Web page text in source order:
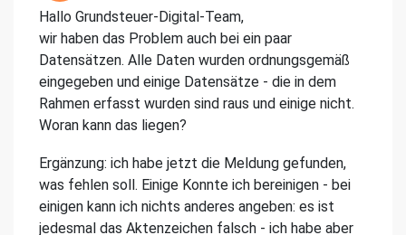
Hallo Grundsteuer-Digital-Team,
wir haben das Problem auch bei ein paar
Datensätzen. Alle Daten wurden ordnungsgemäß
eingegeben und einige Datensätze - die in dem
Rahmen erfasst wurden sind raus und einige nicht.
Woran kann das liegen?
Ergänzung: ich habe jetzt die Meldung gefunden,
was fehlen soll. Einige Konnte ich bereinigen - bei
einigen kann ich nichts anderes angeben: es ist
jedesmal das Aktenzeichen falsch - ich habe aber